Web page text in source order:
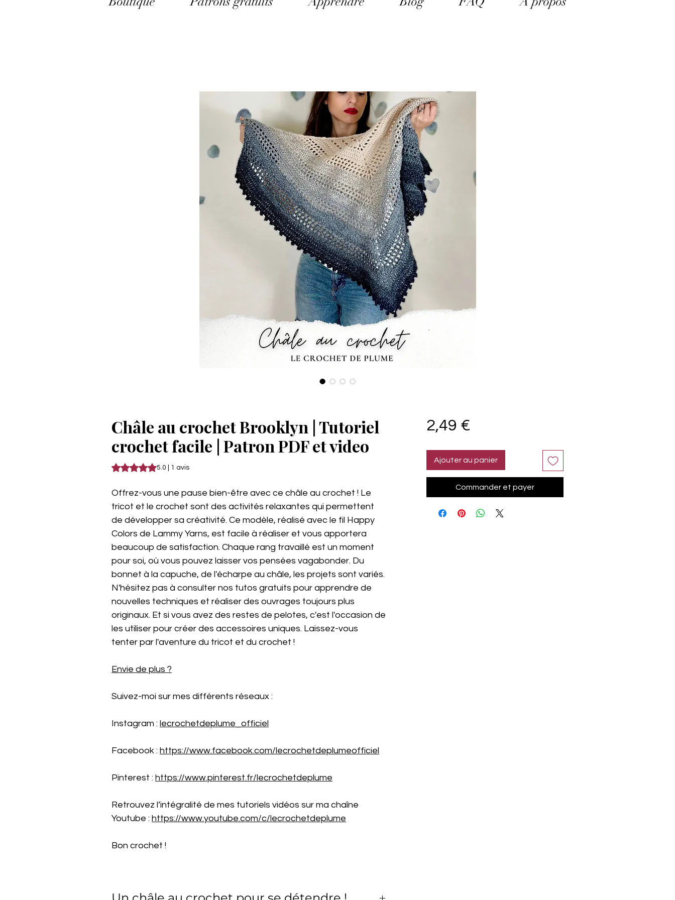
Châle au crochet Brooklyn | Tutoriel
crochet facile | Patron PDF et video
La note est de 5.0 sur cinq étoiles selon 1 avis
5.0 | 1 avis
Offrez-vous une pause bien-être avec ce châle au crochet ! Le
tricot et le crochet sont des activités relaxantes qui permettent
de développer sa créativité. Ce modèle, réalisé avec le fil Happy
Colors de Lammy Yarns, est facile à réaliser et vous apportera
beaucoup de satisfaction. Chaque rang travaillé est un moment
pour soi, où vous pouvez laisser vos pensées vagabonder. Du
bonnet à la capuche, de l'écharpe au châle, les projets sont variés.
N'hésitez pas à consulter nos tutos gratuits pour apprendre de
nouvelles techniques et réaliser des ouvrages toujours plus
originaux. Et si vous avez des restes de pelotes, c'est l'occasion de
les utiliser pour créer des accessoires uniques. Laissez-vous
tenter par l'aventure du tricot et du crochet !
Envie de plus ?
Suivez-moi sur mes différents réseaux :
Instagram : lecrochetdeplume_officiel
Facebook : https://www.facebook.com/lecrochetdeplumeofficiel
Pinterest : https://www.pinterest.fr/lecrochetdeplume
Retrouvez l’intégralité de mes tutoriels vidéos sur ma chaîne
Youtube : https://www.youtube.com/c/lecrochetdeplume
Bon crochet !
2,49 €
Ajouter au panier
Commander et payer